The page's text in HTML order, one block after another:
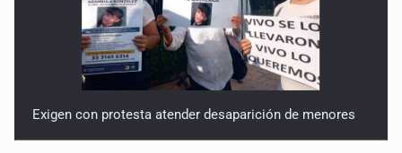
Exigen con protesta atender desaparición de menores